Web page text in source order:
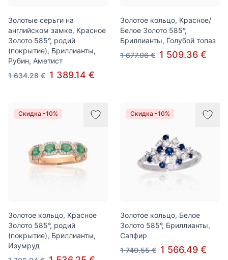
Золотые серьги на
английском замке, Красное
Золото 585°, родий
(покрытие), Бриллианты,
Рубин, Аметист
1 634.28 € 1 389.14 €
Золотое кольцо, Красное/
Белое Золото 585°,
Бриллианты, Голубой топаз
1 677.06 € 1 509.36 €
Скидка -10%
Золотое кольцо, Красное
Золото 585°, родий
(покрытие), Бриллианты,
Изумруд
Скидка -10%
Золотое кольцо, Белое
Золото 585°, Бриллианты,
Сапфир
1 740.55 € 1 566.49 €